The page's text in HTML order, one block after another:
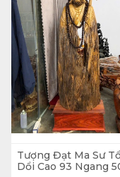
Tượng Đạt Ma Sư
Dổi Cao 93 Ngang